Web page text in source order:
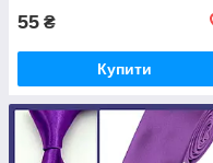
55 ₴
Купити